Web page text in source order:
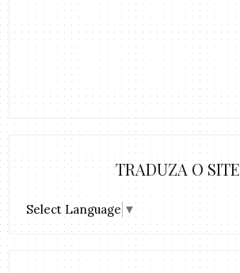
TRADUZA O SITE
Select Language ▼